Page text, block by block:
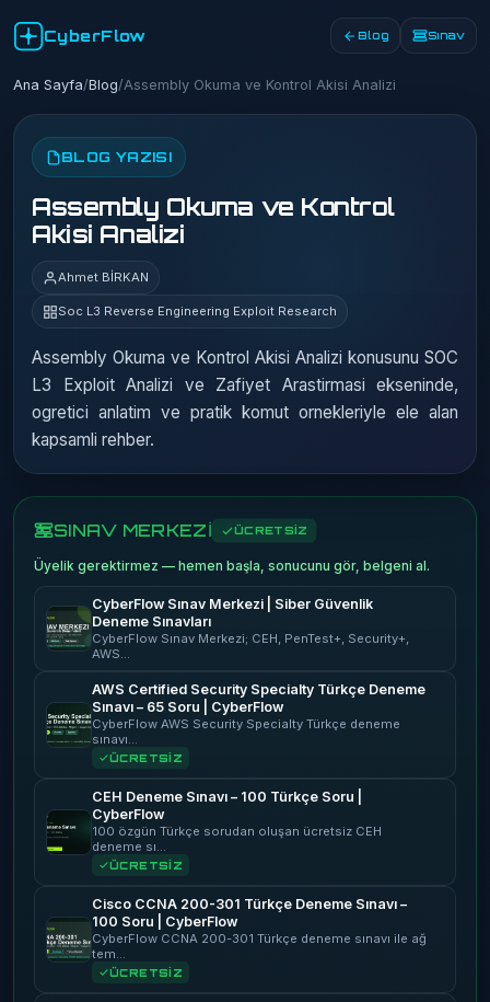
CyberFlow Blog Sınav
Ana Sayfa/Blog/Assembly Okuma ve Kontrol Akisi Analizi
BLOG YAZISI
Assembly Okuma ve Kontrol
Akisi Analizi
Ahmet BİRKAN
Soc L3 Reverse Engineering Exploit Research
Assembly Okuma ve Kontrol Akisi Analizi konusunu SOC
L3 Exploit Analizi ve Zafiyet Arastirmasi ekseninde,
ogretici anlatim ve pratik komut ornekleriyle ele alan
kapsamli rehber.
SINAV MERKEZİ ÜCRETSİZ
Üyelik gerektirmez — hemen başla, sonucunu gör, belgeni al.
CyberFlow Sınav Merkezi | Siber Güvenlik
Deneme Sınavları
CyberFlow Sınav Merkezi; CEH, PenTest+, Security+,
AWS…
AWS Certified Security Specialty Türkçe Deneme
Sınavı – 65 Soru | CyberFlow
CyberFlow AWS Security Specialty Türkçe deneme
sınavı…
ÜCRETSİZ
CEH Deneme Sınavı – 100 Türkçe Soru |
CyberFlow
100 özgün Türkçe sorudan oluşan ücretsiz CEH
deneme sı…
ÜCRETSİZ
Cisco CCNA 200-301 Türkçe Deneme Sınavı –
100 Soru | CyberFlow
CyberFlow CCNA 200-301 Türkçe deneme sınavı ile ağ
tem…
ÜCRETSİZ